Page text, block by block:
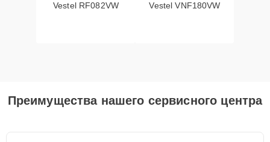
Vestel RF082VW
Vestel VNF180VW
Преимущества нашего сервисного центра